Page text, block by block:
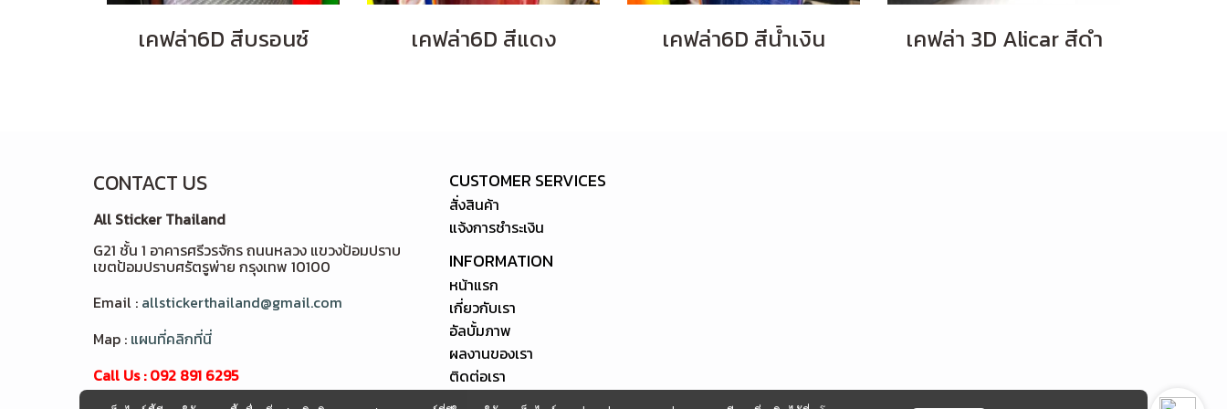
เคฟล่า6D สีบรอนซ์ เคฟล่า6D สีแดง เคฟล่า6D สีน้ำเงิน เคฟล่า 3D Alicar สีดำ
CONTACT US
All Sticker Thailand
G21 ชั้น 1 อาคารศรีวรจักร ถนนหลวง แขวงป้อมปราบ
เขตป้อมปราบศรัตรูพ่าย กรุงเทพ 10100
Email : allstickerthailand@gmail.com
Map : แผนที่คลิกที่นี่
Call Us : 092 891 6295
CUSTOMER SERVICES
สั่งสินค้า
แจ้งการชำระเงิน
INFORMATION
หน้าแรก
เกี่ยวกับเรา
อัลบั้มภาพ
ผลงานของเรา
ติดต่อเรา